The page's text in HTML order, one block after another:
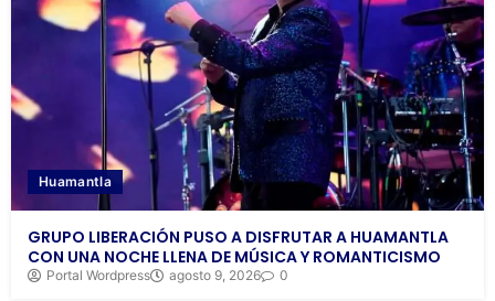
Huamantla
GRUPO LIBERACIÓN PUSO A DISFRUTAR A HUAMANTLA
CON UNA NOCHE LLENA DE MÚSICA Y ROMANTICISMO
Portal Wordpress agosto 9, 2026 0